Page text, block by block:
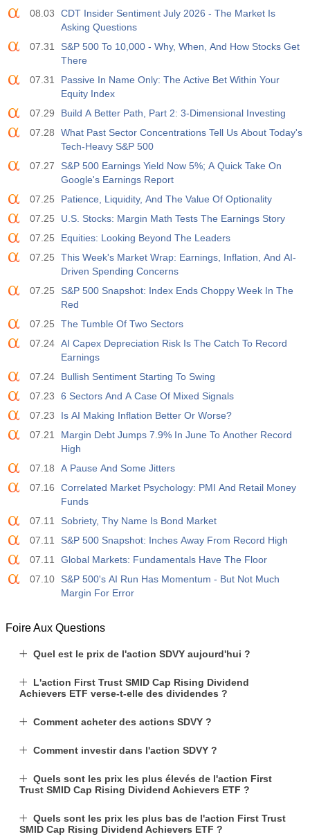
08.03
CDT Insider Sentiment July 2026 - The Market Is
Asking Questions
07.31
S&P 500 To 10,000 - Why, When, And How Stocks Get
There
07.31
Passive In Name Only: The Active Bet Within Your
Equity Index
07.29
Build A Better Path, Part 2: 3-Dimensional Investing
07.28
What Past Sector Concentrations Tell Us About Today's
Tech-Heavy S&P 500
07.27
S&P 500 Earnings Yield Now 5%; A Quick Take On
Google's Earnings Report
07.25
Patience, Liquidity, And The Value Of Optionality
07.25
U.S. Stocks: Margin Math Tests The Earnings Story
07.25
Equities: Looking Beyond The Leaders
07.25
This Week's Market Wrap: Earnings, Inflation, And AI-
Driven Spending Concerns
07.25
S&P 500 Snapshot: Index Ends Choppy Week In The
Red
07.25
The Tumble Of Two Sectors
07.24 AI Capex Depreciation Risk Is The Catch To Record
Earnings
07.24
Bullish Sentiment Starting To Swing
07.23
6 Sectors And A Case Of Mixed Signals
07.23
Is AI Making Inflation Better Or Worse?
07.21
Margin Debt Jumps 7.9% In June To Another Record
High
07.18
A Pause And Some Jitters
07.16
Correlated Market Psychology: PMI And Retail Money
Funds
07.11
Sobriety, Thy Name Is Bond Market
07.11
S&P 500 Snapshot: Inches Away From Record High
07.11
Global Markets: Fundamentals Have The Floor
07.10
S&P 500's AI Run Has Momentum - But Not Much
Margin For Error
Foire Aux Questions
Quel est le prix de l'action SDVY aujourd'hui ?
L'action First Trust SMID Cap Rising Dividend
Achievers ETF verse-t-elle des dividendes ?
Comment acheter des actions SDVY ?
Comment investir dans l'action SDVY ?
Quels sont les prix les plus élevés de l'action First
Trust SMID Cap Rising Dividend Achievers ETF ?
Quels sont les prix les plus bas de l'action First Trust
SMID Cap Rising Dividend Achievers ETF ?